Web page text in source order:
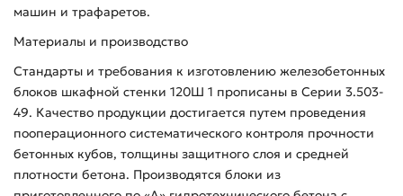
машин и трафаретов.
Материалы и производство
Стандарты и требования к изготовлению железобетонных
блоков шкафной стенки 120Ш 1 прописаны в Серии 3.503-
49. Качество продукции достигается путем проведения
пооперационного систематического контроля прочности
бетонных кубов, толщины защитного слоя и средней
плотности бетона. Производятся блоки из